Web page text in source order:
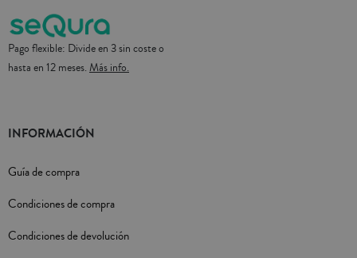
Pago flexible: Divide en 3 sin coste o
hasta en 12 meses. Más info.
INFORMACIÓN
Guía de compra
Condiciones de compra
Condiciones de devolución